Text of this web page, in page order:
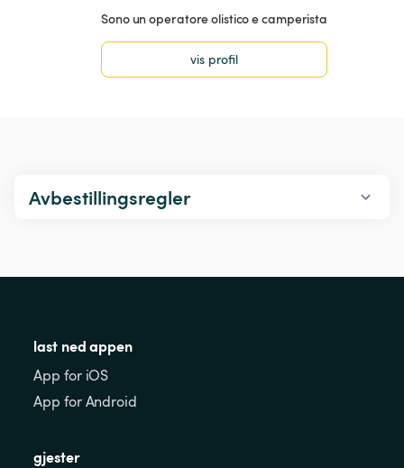
Sono un operatore olistico e camperista
vis profil
Avbestillingsregler
last ned appen
App for iOS
App for Android
gjester